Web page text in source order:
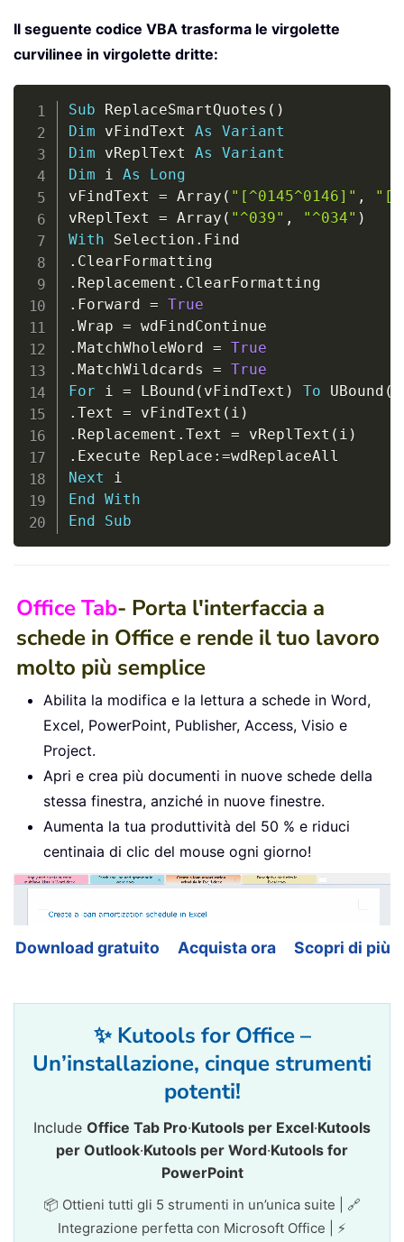
Il seguente codice VBA trasforma le virgolette
curvilinee in virgolette dritte:
Sub ReplaceSmartQuotes ( )
Dim vFindText As
Variant
Dim vReplText As
Variant
Dim i As
Long
vFindText = Array ( "[^0145^0146]" ,
vReplText = Array ( "^039" , "^034" )
With Selection .
.
. Replacement .
. Forward = True
. Wrap =
. MatchWholeWord = True
. MatchWildcards = True
For i = LBound ( vFindText ) To UBound (
. Text = vFindText ( i )
. Replacement . Text = vReplText ( i )
. Execute Replace : =
Next
End With
End
Sub
Office Tab- Porta l'interfaccia a
schede in Office e rende il tuo lavoro
molto più semplice
Abilita la modifica e la lettura a schede in Word,
Excel, PowerPoint, Publisher, Access, Visio e
Project.
Apri e crea più documenti in nuove schede della
stessa finestra, anziché in nuove finestre.
Aumenta la tua produttività del 50 % e riduci
centinaia di clic del mouse ogni giorno!
Download gratuito Acquista ora Scopri di più
✨ Kutools for Office –
Un’installazione, cinque strumenti
potenti!
Include Office Tab Pro·Kutools per Excel·Kutools
per Outlook·Kutools per Word·Kutools for
PowerPoint
📦 Ottieni tutti gli 5 strumenti in un’unica suite | 🔗
Integrazione perfetta con Microsoft Office | ⚡